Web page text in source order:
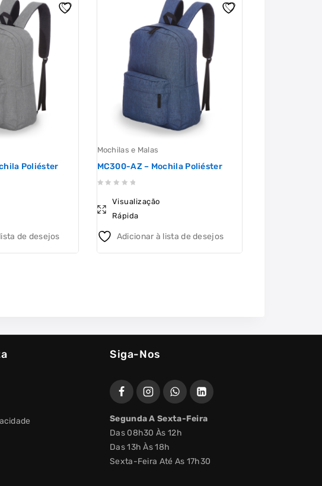
Poliéster
de desejos
Mochilas e Malas
MC300-AZ – Mochila Poliéster
Visualização
Rápida
Adicionar à lista de desejos
Siga-Nos
Segunda A Sexta-Feira
Das 08h30 Às 12h
Das 13h Às 18h
Sexta-Feira Até As 17h30